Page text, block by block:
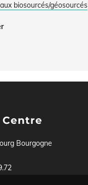
biosourcés/géosourcés
Bourgogne